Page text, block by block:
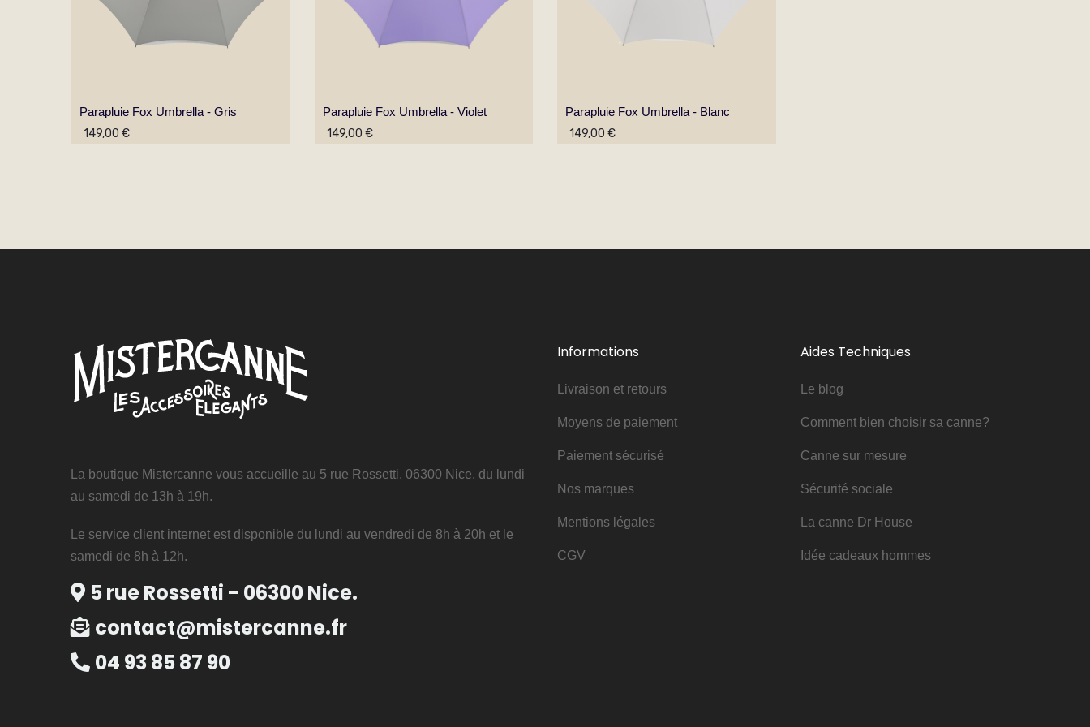
Parapluie Fox Umbrella - Gris
149,00 €
Parapluie Fox Umbrella - Violet
149,00 €
Parapluie Fox Umbrella - Blanc
149,00 €
La boutique Mistercanne vous accueille au 5 rue Rossetti, 06300 Nice, du lundi
au samedi de 13h à 19h.
Le service client internet est disponible du lundi au vendredi de 8h à 20h et le
samedi de 8h à 12h.
5 rue Rossetti - 06300 Nice.
contact@mistercanne.fr
04 93 85 87 90
Informations
Livraison et retours
Moyens de paiement
Paiement sécurisé
Nos marques
Mentions légales
CGV
Aides Techniques
Le blog
Comment bien choisir sa canne?
Canne sur mesure
Sécurité sociale
La canne Dr House
Idée cadeaux hommes